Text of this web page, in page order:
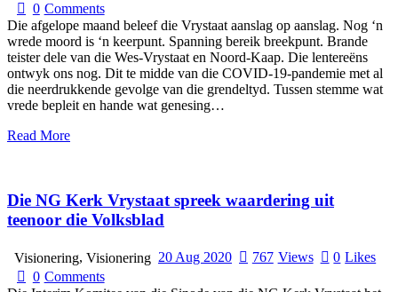
0 Comments
Die afgelope maand beleef die Vrystaat aanslag op aanslag. Nog ‘n
wrede moord is ‘n keerpunt. Spanning bereik breekpunt. Brande
teister dele van die Wes-Vrystaat en Noord-Kaap. Die lentereëns
ontwyk ons nog. Dit te midde van die COVID-19-pandemie met al
die neerdrukkende gevolge van die grendeltyd. Tussen stemme wat
vrede bepleit en hande wat genesing…
Read More
Die NG Kerk Vrystaat spreek waardering uit
teenoor die Volksblad
Visionering, Visionering 20 Aug 2020 767 Views 0 Likes
0 Comments